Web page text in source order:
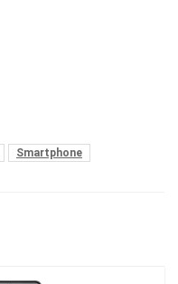
Smartphone